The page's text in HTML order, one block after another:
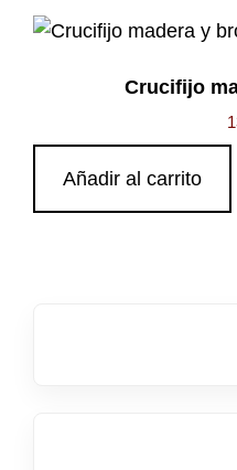
Crucifijo
Añadir al carrito